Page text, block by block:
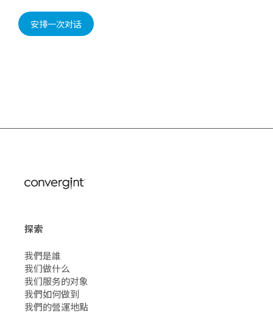
安排一次对话
探索
我們是誰
我们做什么
我们服务的对象
我們如何做到
我們的營運地點